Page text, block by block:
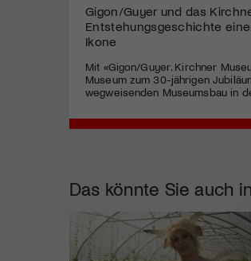
Gigon/Guyer und das
Entstehungsgeschichte
Ikone
Mit «Gigon/Guyer. Kirchner
Museum zum 30-jährigen
wegweisenden Museumsbau in
Das könnte Sie auch